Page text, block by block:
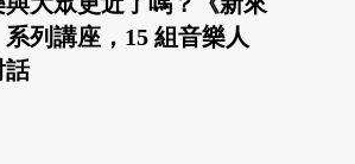
列講座，15 組音樂人
話